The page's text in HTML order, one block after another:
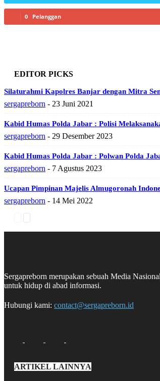
0 Pelanggan
EDITOR PICKS
Silaturahmi Kapolres Banjar dengan Mitra
sergapreborn - 23 Juni 2021
Kabid Humas Polda Jabar : Polisi
sergapreborn - 29 Desember 2023
Kabid Humas Polda Jabar : Polwan Polda
sergapreborn - 7 Agustus 2023
Ucapan Pimpinan Majelis Almugoronah
sergapreborn - 14 Mei 2022
Sergapreborn merupakan sebuah Media
untuk hidup di abad informasi.
Hubungi kami: contact@sergapreborn.id
ARTIKEL LAINNYA